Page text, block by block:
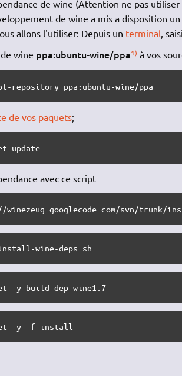
de wine (Attention ne pas
de wine a mis a disposition
allons l'utiliser: Depuis un terminal ,
de wine ppa:ubuntu-wine/ppa1) à vos
repository ppa:ubuntu-wine/ppa
de vos paquets;
update
avec ce script
svn/trunk/
wine-deps.sh
-y build-dep wine1.7
-y -f install